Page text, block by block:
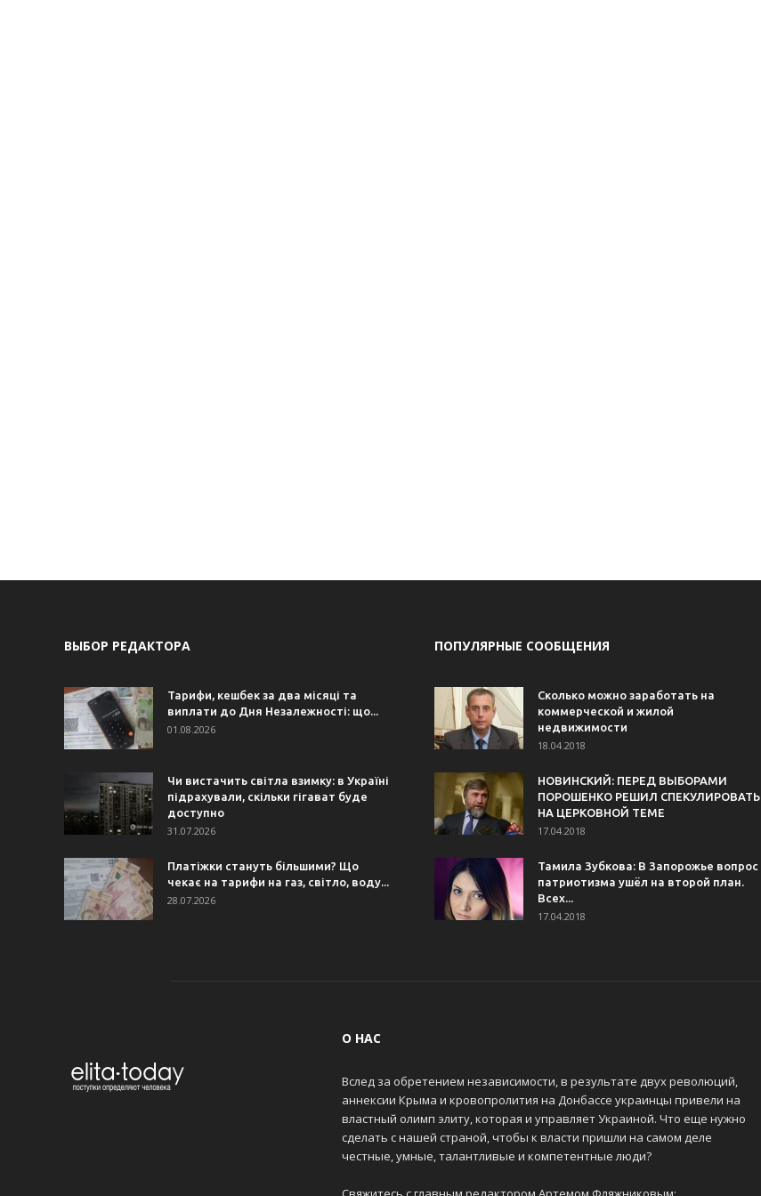
ВЫБОР РЕДАКТОРА
Тарифи, кешбек за два місяці та
виплати до Дня Незалежності: що...
01.08.2026
Чи вистачить світла взимку: в Україні
підрахували, скільки гігават буде
доступно
31.07.2026
Платіжки стануть більшими? Що
чекає на тарифи на газ, світло, воду...
28.07.2026
ПОПУЛЯРНЫЕ СООБЩЕНИЯ
Сколько можно заработать на
коммерческой и жилой
недвижимости
18.04.2018
НОВИНСКИЙ: ПЕРЕД ВЫБОРАМИ
ПОРОШЕНКО РЕШИЛ СПЕКУЛИРОВАТЬ
НА ЦЕРКОВНОЙ ТЕМЕ
17.04.2018
Тамила Зубкова: В Запорожье вопрос
патриотизма ушёл на второй план.
Всех...
17.04.2018
О НАС
Вслед за обретением независимости, в результате двух революций,
аннексии Крыма и кровопролития на Донбассе украинцы привели на
властный олимп элиту, которая и управляет Украиной. Что еще нужно
сделать с нашей страной, чтобы к власти пришли на самом деле
честные, умные, талантливые и компетентные люди?